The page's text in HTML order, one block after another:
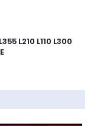
L210 L110 L300